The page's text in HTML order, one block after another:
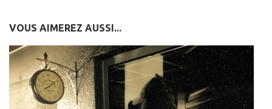
VOUS AIMEREZ AUSSI...